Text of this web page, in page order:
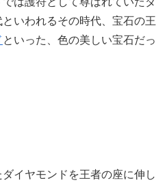
いわれるその時代、宝石の王
といった、色の美しい宝石だっ
イヤモンドを王者の座に伸し